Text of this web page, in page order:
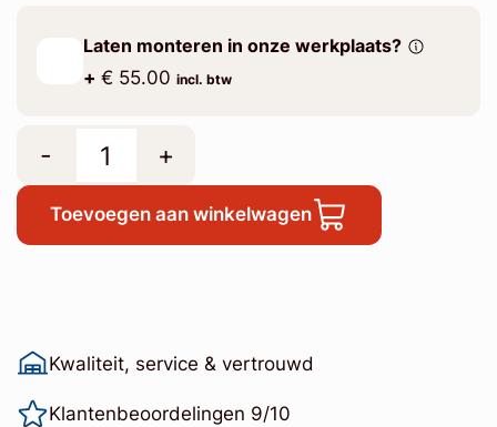
Laten monteren in onze werkplaats?
+ € 55.00 incl. btw
- +
Toevoegen aan winkelwagen
Kwaliteit, service & vertrouwd
Klantenbeoordelingen 9/10